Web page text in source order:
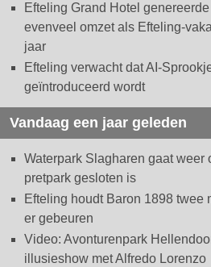
Efteling Grand Hotel
evenveel omzet als Efteling-
jaar
Efteling verwacht dat AI-
geïntroduceerd wordt
Vandaag een jaar geleden
Waterpark Slagharen gaat weer
pretpark gesloten is
Efteling houdt Baron 1898 twee
er gebeuren
Video: Avonturenpark
illusieshow met Alfredo Lorenzo